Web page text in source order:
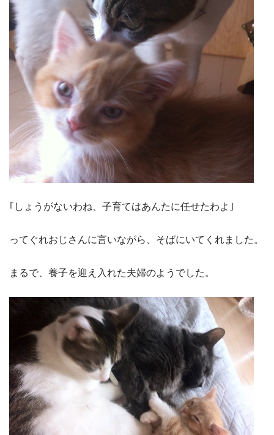
｢しょうがないわね、子育てはあんたに任せたわよ｣
ってぐれおじさんに言いながら、そばにいてくれました。
まるで、養子を迎え入れた夫婦のようでした。